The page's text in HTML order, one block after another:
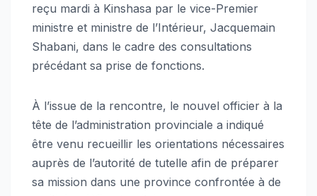
reçu mardi à Kinshasa par le vice-Premier
ministre et ministre de l’Intérieur, Jacquemain
Shabani, dans le cadre des consultations
précédant sa prise de fonctions.
À l’issue de la rencontre, le nouvel officier à la
tête de l’administration provinciale a indiqué
être venu recueillir les orientations nécessaires
auprès de l’autorité de tutelle afin de préparer
sa mission dans une province confrontée à de